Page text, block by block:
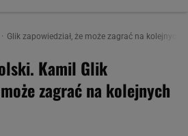
Glik zapowiedział, że może zagrać na kolejnych
Kamil Glik
zagrać na kolejnych